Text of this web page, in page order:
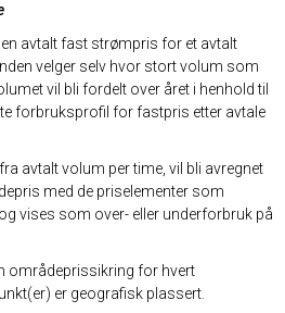
avtalt fast strømpris for et avtalt
velger selv hvor stort volum som
vil bli fordelt over året i henhold til
forbruksprofil for fastpris etter avtale
avtalt volum per time, vil bli avregnet
med de priselementer som
vises som over- eller underforbruk på
områdeprissikring for hvert
er geografisk plassert.